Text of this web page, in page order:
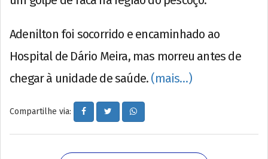
Adenilton foi socorrido e encaminhado ao
Hospital de Dário Meira, mas morreu antes de
chegar à unidade de saúde. (mais…)
Compartilhe via: